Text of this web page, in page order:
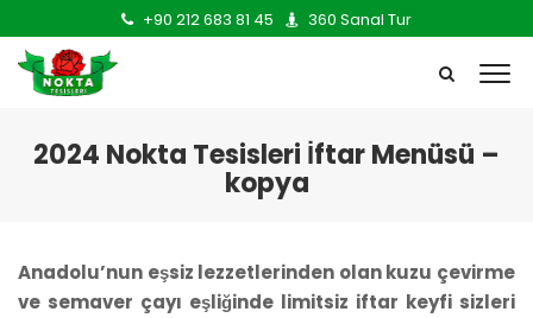
+90 212 683 81 45 360 Sanal Tur
2024 Nokta Tesisleri İftar Menüsü –
kopya
Anadolu’nun eşsiz lezzetlerinden olan kuzu çevirme
ve semaver çayı eşliğinde limitsiz iftar keyfi sizleri